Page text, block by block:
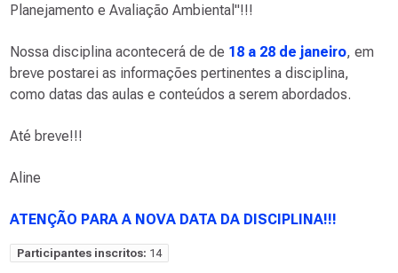
Planejamento e Avaliação Ambiental"!!!
Nossa disciplina acontecerá de de 18 a 28 de janeiro, em
breve postarei as informações pertinentes a disciplina,
como datas das aulas e conteúdos a serem abordados.
Até breve!!!
Aline
ATENÇÃO PARA A NOVA DATA DA DISCIPLINA!!!
Participantes inscritos: 14